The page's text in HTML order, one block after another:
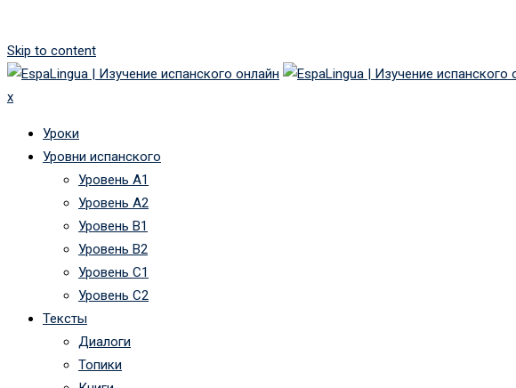
Skip to content
x
Уроки
Уровни испанского
Уровень А1
Уровень А2
Уровень B1
Уровень B2
Уровень C1
Уровень C2
Тексты
Диалоги
Топики